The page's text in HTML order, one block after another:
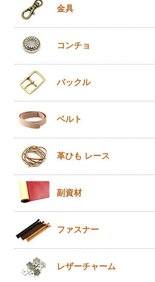
金具
コンチョ
バックル
ベルト
革ひも レース
副資材
ファスナー
レザーチャーム